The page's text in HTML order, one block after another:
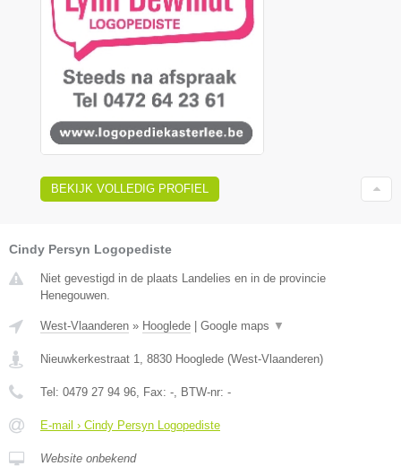
BEKIJK VOLLEDIG PROFIEL
Cindy Persyn Logopediste
Niet gevestigd in de plaats Landelies en in de provincie
Henegouwen.
West-Vlaanderen » Hooglede | Google maps ▼
Nieuwkerkestraat 1 8830 Hooglede (West-Vlaanderen)
Tel: 0479 27 94 96 , Fax: - , BTW-nr: -
E-mail › Cindy Persyn Logopediste
Website onbekend